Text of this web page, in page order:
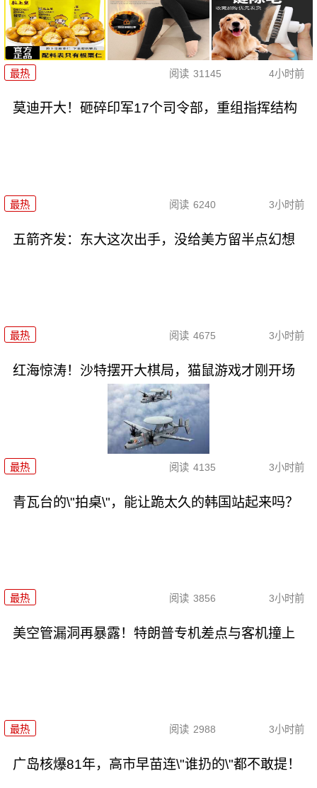
最热 阅读 31145 4小时前
莫迪开大！砸碎印军17个司令部，重组指挥结构
最热 阅读 6240 3小时前
五箭齐发：东大这次出手，没给美方留半点幻想
最热 阅读 4675 3小时前
红海惊涛！沙特摆开大棋局，猫鼠游戏才刚开场
最热 阅读 4135 3小时前
青瓦台的\"拍桌\"，能让跪太久的韩国站起来吗？
最热 阅读 3856 3小时前
美空管漏洞再暴露！特朗普专机差点与客机撞上
最热 阅读 2988 3小时前
广岛核爆81年，高市早苗连\"谁扔的\"都不敢提！